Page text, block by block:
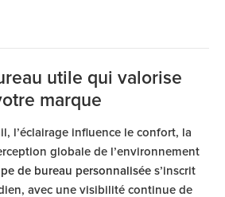
utile qui valorise
marque
l’éclairage influence le confort, la
globale de l’environnement
de bureau personnalisée s’inscrit
avec une visibilité continue de